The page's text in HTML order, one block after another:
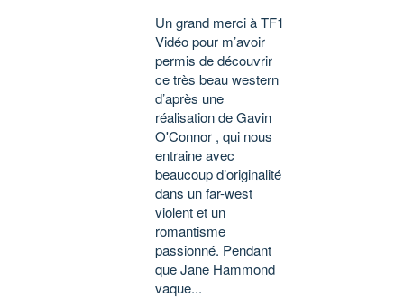
Un grand merci à TF1
Vidéo pour m’avoir
permis de découvrir
ce très beau western
d’après une
réalisation de Gavin
O'Connor , qui nous
entraine avec
beaucoup d’originalité
dans un far-west
violent et un
romantisme
passionné. Pendant
que Jane Hammond
vaque...